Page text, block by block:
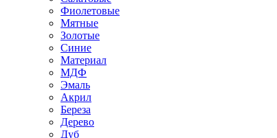
Фиолетовые
Мятные
Золотые
Синие
Материал
МДФ
Эмаль
Акрил
Береза
Дерево
Дуб